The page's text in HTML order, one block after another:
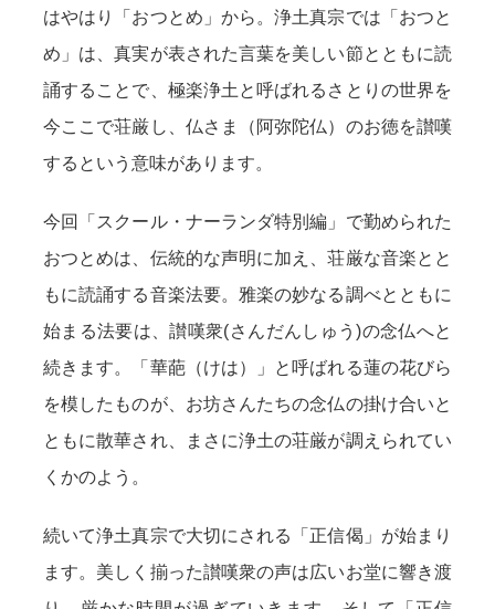
はやはり「おつとめ」から。浄土真宗では「おつと
め」は、真実が表された言葉を美しい節とともに読
誦することで、極楽浄土と呼ばれるさとりの世界を
今ここで荘厳し、仏さま（阿弥陀仏）のお徳を讃嘆
するという意味があります。
今回「スクール・ナーランダ特別編」で勤められた
おつとめは、伝統的な声明に加え、荘厳な音楽とと
もに読誦する音楽法要。雅楽の妙なる調べとともに
始まる法要は、讃嘆衆(さんだんしゅう)の念仏へと
続きます。「華葩（けは）」と呼ばれる蓮の花びら
を模したものが、お坊さんたちの念仏の掛け合いと
ともに散華され、まさに浄土の荘厳が調えられてい
くかのよう。
続いて浄土真宗で大切にされる「正信偈」が始まり
ます。美しく揃った讃嘆衆の声は広いお堂に響き渡